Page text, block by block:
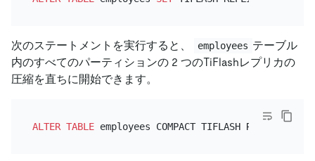
次のステートメントを実行すると、 employees テーブル
内のすべてのパーティションの 2 つのTiFlashレプリカの
圧縮を直ちに開始できます。
ALTER TABLE